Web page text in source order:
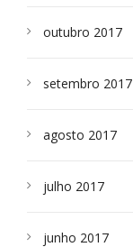
outubro 2017
setembro 2017
agosto 2017
julho 2017
junho 2017